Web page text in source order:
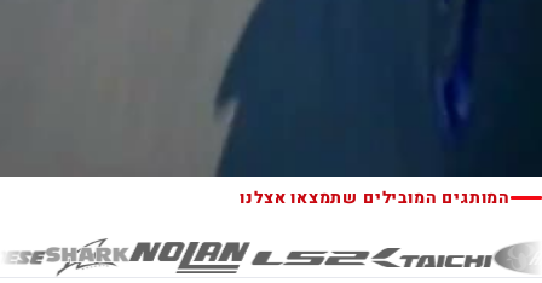
המותגים המובילים שתמצאו אצלנו